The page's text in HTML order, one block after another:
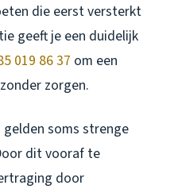
die eerst versterkt
geeft je een duidelijk
019 86 37 om een
zorgen.
soms strenge
dit vooraf te
door